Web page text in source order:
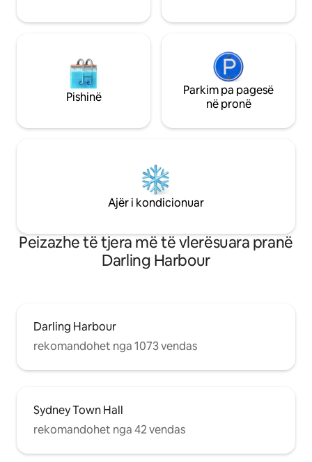
Pishinë
Parkim pa pagesë
në pronë
Ajër i kondicionuar
Peizazhe të tjera më të vlerësuara pranë
Darling Harbour
Darling Harbour
rekomandohet nga 1073 vendas
Sydney Town Hall
rekomandohet nga 42 vendas